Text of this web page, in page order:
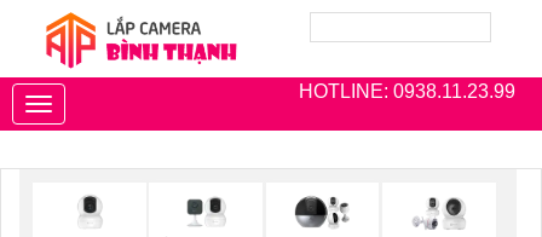
HOTLINE: 0938.11.23.99
Toggle
navigation